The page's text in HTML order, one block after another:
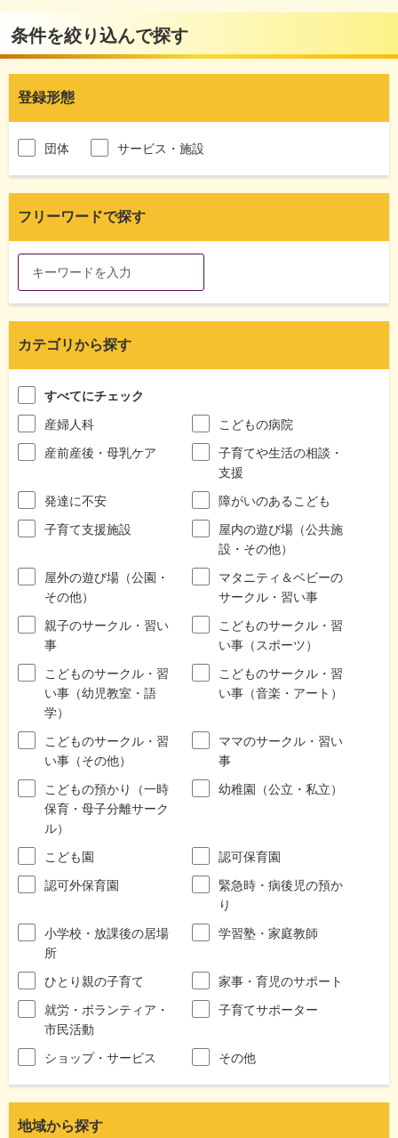
条件を絞り込んで探す
登録形態
団体 サービス・施設
フリーワードで探す
カテゴリから探す
すべてにチェック
産婦人科
こどもの病院
産前産後・母乳ケア
子育てや生活の相談・
支援
発達に不安
障がいのあるこども
子育て支援施設
屋内の遊び場（公共施
設・その他）
屋外の遊び場（公園・
その他）
マタニティ＆ベビーの
サークル・習い事
親子のサークル・習い
事
こどものサークル・習
い事（スポーツ）
こどものサークル・習
い事（幼児教室・語
学）
こどものサークル・習
い事（音楽・アート）
こどものサークル・習
い事（その他）
ママのサークル・習い
事
こどもの預かり（一時
保育・母子分離サーク
ル）
幼稚園（公立・私立）
こども園
認可保育園
認可外保育園
緊急時・病後児の預か
り
小学校・放課後の居場
所
学習塾・家庭教師
ひとり親の子育て
家事・育児のサポート
就労・ボランティア・
市民活動
子育てサポーター
ショップ・サービス その他
地域から探す